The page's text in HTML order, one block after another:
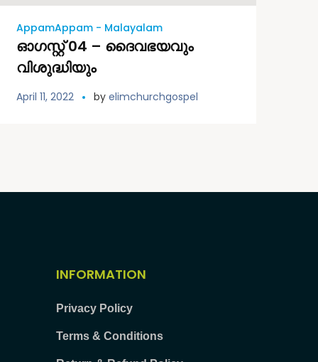
AppamAppam - Malayalam
ഓഗസ്റ്റ് 04 – ദൈവഭയവും
വിശുദ്ധിയും
April 11, 2022 by elimchurchgospel
INFORMATION
Privacy Policy
Terms & Conditions